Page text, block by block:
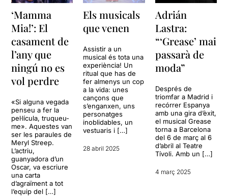
‘Mamma
Mia!’: El
casament de
l’any que
ningú no es
vol perdre
«Si alguna vegada
penseu a fer la
pel·lícula, truqueu-
me». Aquestes van
ser les paraules de
Meryl Streep.
L’actriu,
guanyadora d’un
Oscar, va escriure
una carta
d’agraïment a tot
l’equip del […]
Els musicals
que venen
Assistir a un
musical és tota una
experiència! Un
ritual que has de
fer almenys un cop
a la vida: unes
cançons que
s’enganxen, uns
personatges
inoblidables, un
vestuaris i […]
28 abril 2025
Adrián
Lastra:
“‘Grease’ mai
passarà de
moda”
Després de
triomfar a Madrid i
recórrer Espanya
amb una gira d’èxit,
el musical Grease
torna a Barcelona
del 6 de març al 6
d’abril al Teatre
Tívoli. Amb un […]
4 març 2025